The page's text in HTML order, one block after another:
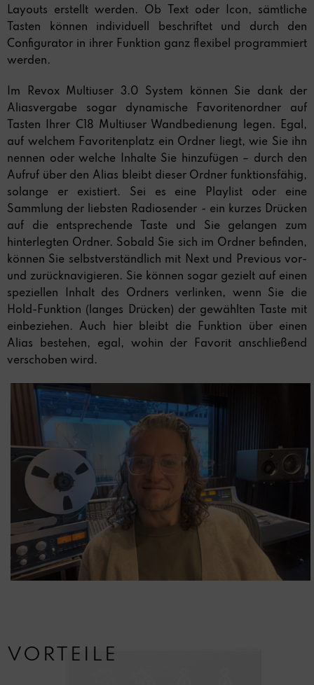
Layouts erstellt werden. Ob Text oder Icon, sämtliche
Tasten können individuell beschriftet und durch den
Configurator in ihrer Funktion ganz flexibel programmiert
werden.
Im Revox Multiuser 3.0 System können Sie dank der
Aliasvergabe sogar dynamische Favoritenordner auf
Tasten Ihrer C18 Multiuser Wandbedienung legen.
Egal,
auf welchem Favoritenplatz ein Ordner liegt, wie Sie ihn
nennen oder welche Inhalte Sie hinzufügen – durch den
Aufruf über den Alias bleibt dieser Ordner funktionsfähig,
solange er existiert. Sei es eine Playlist oder eine
Sammlung der liebsten Radiosender - ein kurzes Drücken
auf die entsprechende Taste und Sie gelangen zum
hinterlegten Ordner. Sobald Sie sich im Ordner befinden,
können Sie selbstverständlich mit Next und Previous vor-
und zurücknavigieren. Sie können sogar gezielt auf einen
speziellen Inhalt des Ordners verlinken, wenn Sie die
Hold-Funktion (langes Drücken) der gewählten Taste mit
einbeziehen. Auch hier bleibt die Funktion über einen
Alias bestehen, egal, wohin der Favorit anschließend
verschoben wird.
VORTEILE